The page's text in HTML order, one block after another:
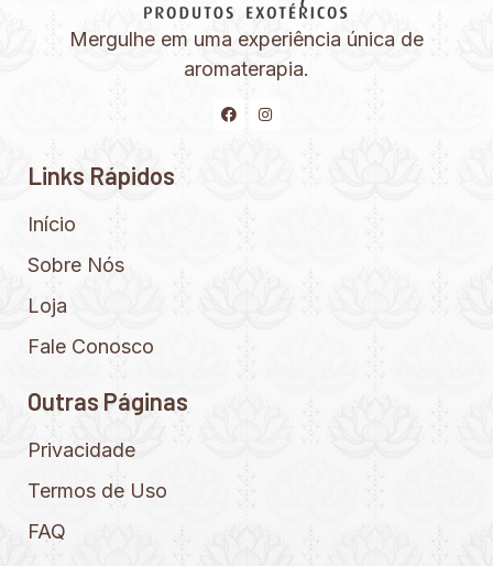
Mergulhe em uma experiência única de
aromaterapia.
Links Rápidos
Início
Sobre Nós
Loja
Fale Conosco
Outras Páginas
Privacidade
Termos de Uso
FAQ